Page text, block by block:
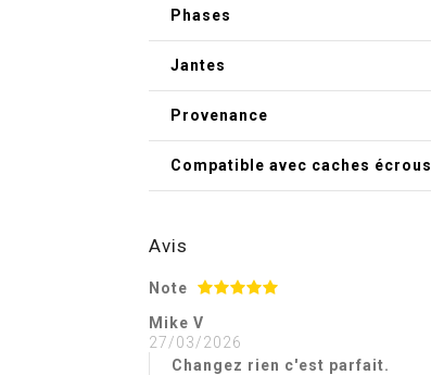
Phases
Jantes
Provenance
Compatible avec caches écrous
Avis
Note
Mike V
27/03/2026
Changez rien c'est parfait.